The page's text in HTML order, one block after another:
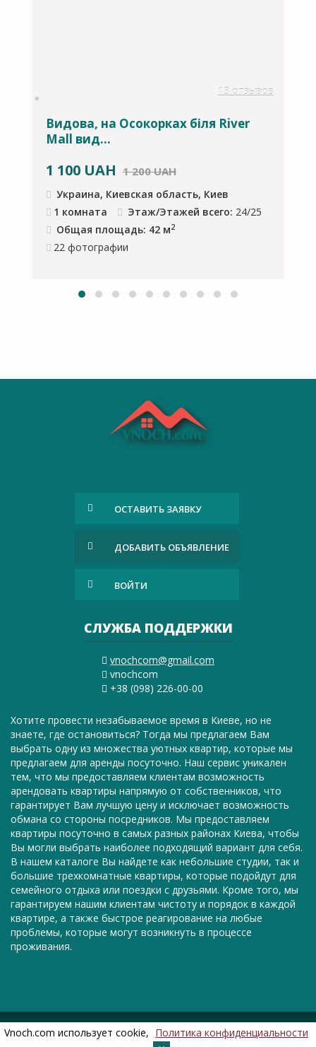
Vnoch.com использует cookie, Политика конфиденциальности
Позвонить Написать
13 отзывов
Видова, на Осокорках біля River
Mall вид...
1 100 UAH 1 200 UAH
Украина, Киевская область, Киев
1 комната
Этаж/Этажей всего: 24/25
Общая площадь: 42 м2
22 фотографии
ОСТАВИТЬ ЗАЯВКУ
ДОБАВИТЬ ОБЪЯВЛЕНИЕ
ВОЙТИ
СЛУЖБА ПОДДЕРЖКИ
vnochcom@gmail.com
vnochcom
+38 (098) 226-00-00
Хотите провести незабываемое время в Киеве, но не
знаете, где остановиться? Тогда мы предлагаем Вам
выбрать одну из множества уютных квартир, которые мы
предлагаем для аренды посуточно. Наш сервис уникален
тем, что мы предоставляем клиентам возможность
арендовать квартиры напрямую от собственников, что
гарантирует Вам лучшую цену и исключает возможность
обмана со стороны посредников. Мы предоставляем
квартиры посуточно в самых разных районах Киева, чтобы
Вы могли выбрать наиболее подходящий вариант для себя.
В нашем каталоге Вы найдете как небольшие студии, так и
большие трехкомнатные квартиры, которые подойдут для
семейного отдыха или поездки с друзьями. Кроме того, мы
гарантируем нашим клиентам чистоту и порядок в каждой
квартире, а также быстрое реагирование на любые
проблемы, которые могут возникнуть в процессе
проживания.
© Vnoch.com, 2011—2026